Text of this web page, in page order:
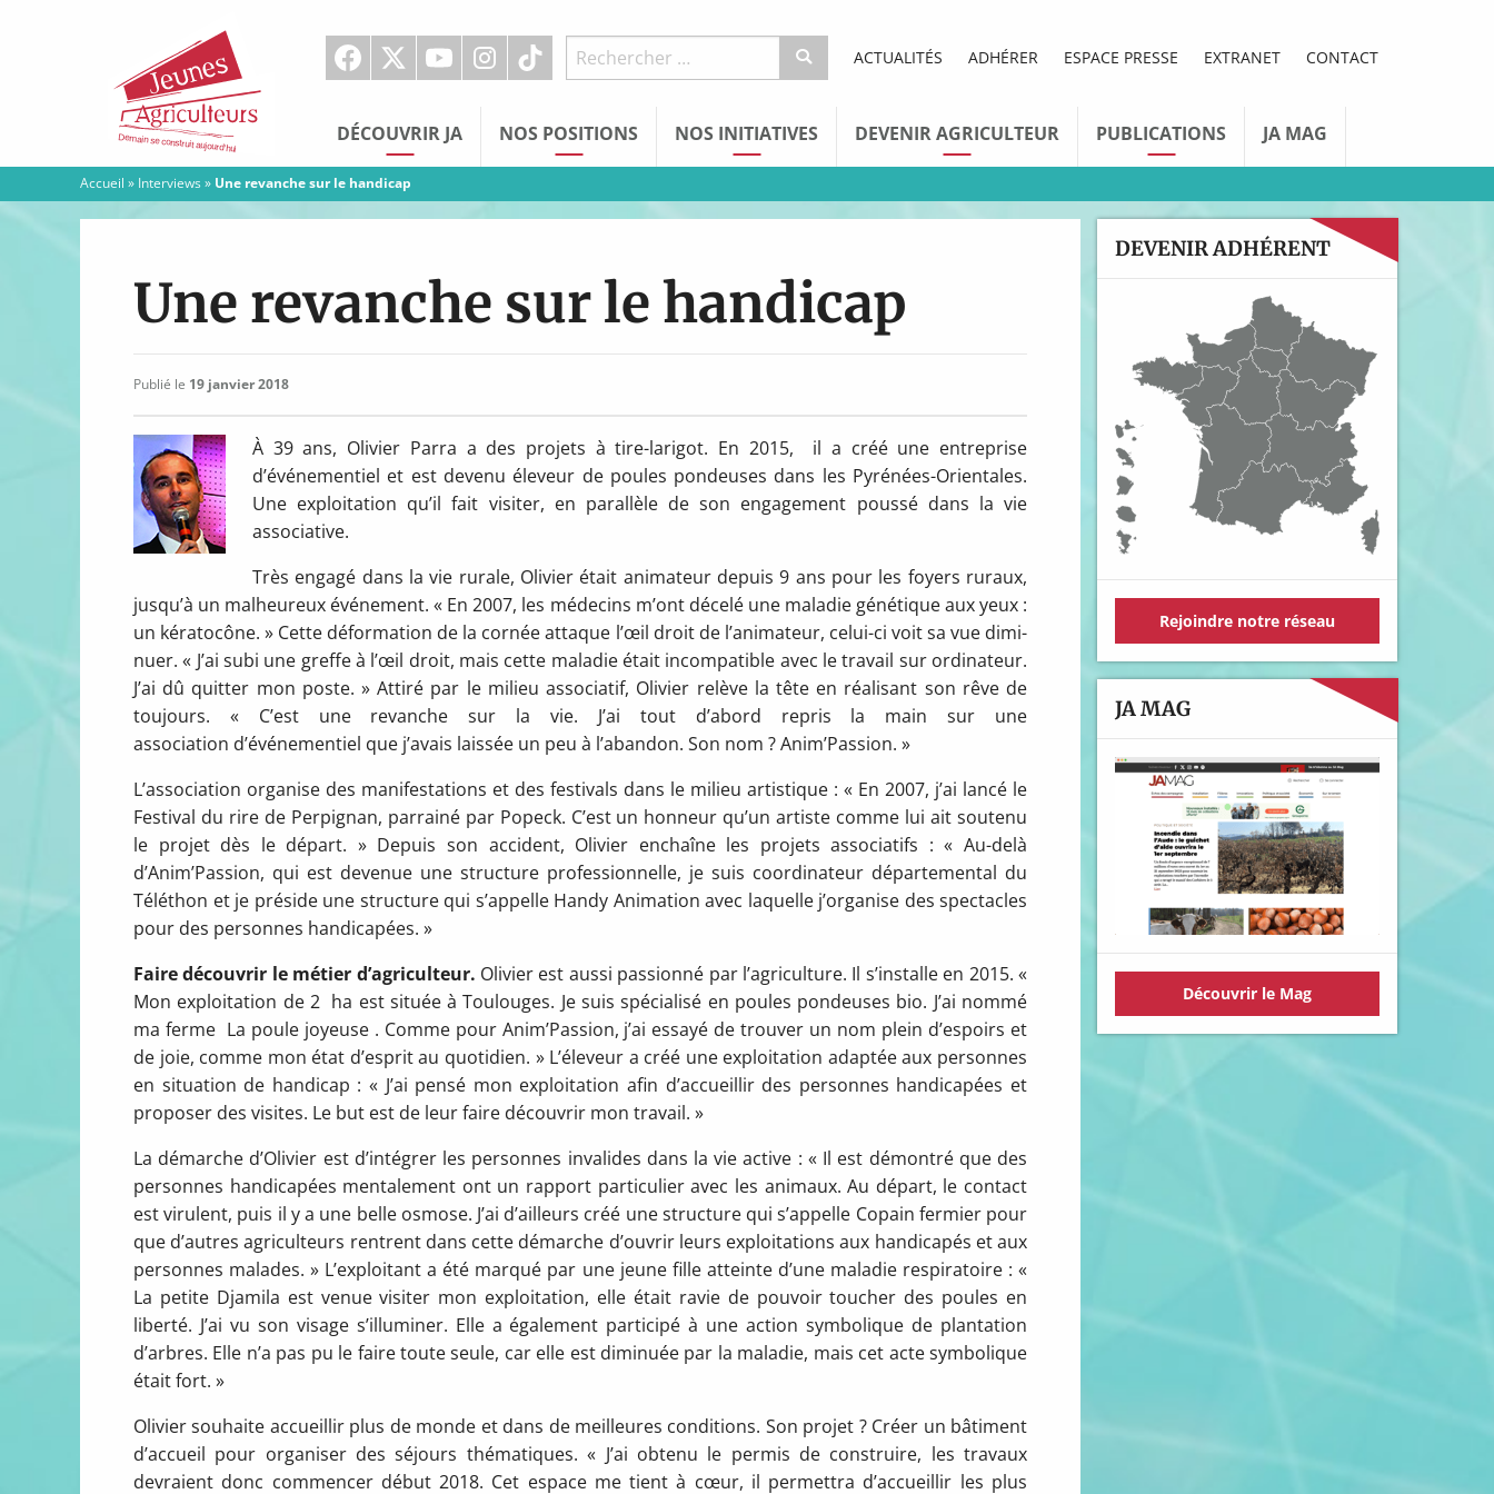
Agriculteurs
ACTUALITÉS ADHÉRER ESPACE PRESSE EXTRANET CONTACT
DÉCOUVRIR JA NOS POSITIONS NOS INITIATIVES DEVENIR AGRICULTEUR PUBLICATIONS JA MAG
Accueil » Interviews» Une revanche sur le handicap
Une revanche sur le handicap
Publié le 19 janvier 2018
À 39 ans, Olivier Parra a des projets à tire-larigot. En 2015, il a créé une entreprise
d’événementiel et est devenu éleveur de poules pondeuses dans les Pyrénées-Orientales.
Une exploitation qu’il fait visiter, en parallèle de son engagement poussé dans la vie
associative.
Très engagé dans la vie rurale, Olivier était animateur depuis 9 ans pour les foyers ruraux,
jusqu’à un malheureux événement. « En 2007, les médecins m’ont décelé une maladie génétique aux yeux :
un kératocône. » Cette déformation de la cornée attaque l’œil droit de l’animateur, celui-ci voit sa vue dimi-
nuer. « J’ai subi une greffe à l’œil droit, mais cette maladie était incompatible avec le travail sur ordinateur.
J’ai dû quitter mon poste. » Attiré par le milieu associatif, Olivier relève la tête en réalisant son rêve de
toujours. « C’est une revanche sur la vie. J’ai tout d’abord repris la main sur une
association d’événementiel que j’avais laissée un peu à l’abandon. Son nom ? Anim’Passion. »
L’association organise des manifestations et des festivals dans le milieu artistique : « En 2007, j’ai lancé le
Festival du rire de Perpignan, parrainé par Popeck. C’est un honneur qu’un artiste comme lui ait soutenu
le projet dès le départ. » Depuis son accident, Olivier enchaîne les projets associatifs : « Au-delà
d’Anim’Passion, qui est devenue une structure professionnelle, je suis coordinateur départemental du
Téléthon et je préside une structure qui s’appelle Handy Animation avec laquelle j’organise des spectacles
pour des personnes handicapées. »
Faire découvrir le métier d’agriculteur. Olivier est aussi passionné par l’agriculture. Il s’installe en 2015. «
Mon exploitation de 2 ha est située à Toulouges. Je suis spécialisé en poules pondeuses bio. J’ai nommé
ma ferme La poule joyeuse . Comme pour Anim’Passion, j’ai essayé de trouver un nom plein d’espoirs et
de joie, comme mon état d’esprit au quotidien. » L’éleveur a créé une exploitation adaptée aux personnes
en situation de handicap : « J’ai pensé mon exploitation afin d’accueillir des personnes handicapées et
proposer des visites. Le but est de leur faire découvrir mon travail. »
La démarche d’Olivier est d’intégrer les personnes invalides dans la vie active : « Il est démontré que des
personnes handicapées mentalement ont un rapport particulier avec les animaux. Au départ, le contact
est virulent, puis il y a une belle osmose. J’ai d’ailleurs créé une structure qui s’appelle Copain fermier pour
que d’autres agriculteurs rentrent dans cette démarche d’ouvrir leurs exploitations aux handicapés et aux
personnes malades. » L’exploitant a été marqué par une jeune fille atteinte d’une maladie respiratoire : «
La petite Djamila est venue visiter mon exploitation, elle était ravie de pouvoir toucher des poules en
liberté. J’ai vu son visage s’illuminer. Elle a également participé à une action symbolique de plantation
d’arbres. Elle n’a pas pu le faire toute seule, car elle est diminuée par la maladie, mais cet acte symbolique
était fort. »
Olivier souhaite accueillir plus de monde et dans de meilleures conditions. Son projet ? Créer un bâtiment
d’accueil pour organiser des séjours thématiques. « J’ai obtenu le permis de construire, les travaux
devraient donc commencer début 2018. Cet espace me tient à cœur, il permettra d’accueillir les plus
DEVENIR ADHÉRENT
Rejoindre notre réseau
JA MAG
Découvrir le Mag